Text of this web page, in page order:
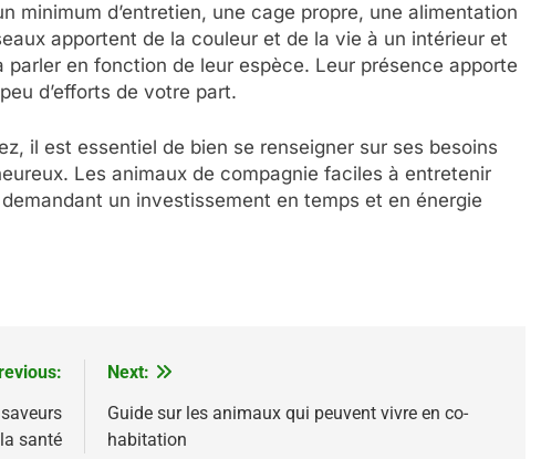
minimum d’entretien, une cage propre, une alimentation
apportent de la couleur et de la vie à un intérieur et
en fonction de leur espèce. Leur présence apporte
d’efforts de votre part.
il est essentiel de bien se renseigner sur ses besoins
Les animaux de compagnie faciles à entretenir
un investissement en temps et en énergie
santé
Next:
Guide sur les animaux qui peuvent vivre en co-
habitation